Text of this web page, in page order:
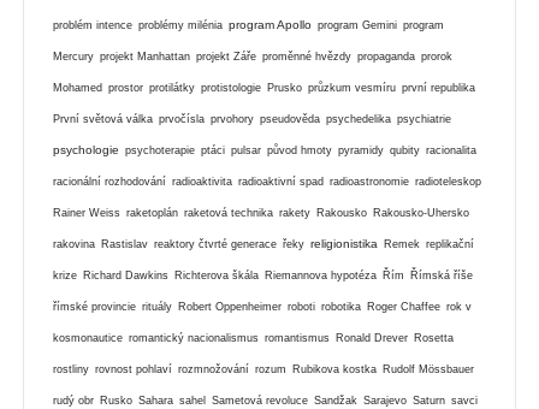
problém intence problémy milénia program Apollo program Gemini program
Mercury projekt Manhattan projekt Záře proměnné hvězdy propaganda prorok
Mohamed prostor protilátky protistologie Prusko průzkum vesmíru první republika
První světová válka prvočísla prvohory pseudověda psychedelika psychiatrie
psychologie psychoterapie ptáci pulsar původ hmoty pyramidy qubity racionalita
racionální rozhodování radioaktivita radioaktivní spad radioastronomie radioteleskop
Rainer Weiss raketoplán raketová technika rakety Rakousko Rakousko-Uhersko
rakovina Rastislav reaktory čtvrté generace řeky religionistika Remek replikační
krize Richard Dawkins Richterova škála Riemannova hypotéza Řím Římská říše
římské provincie rituály Robert Oppenheimer roboti robotika Roger Chaffee rok v
kosmonautice romantický nacionalismus romantismus Ronald Drever Rosetta
rostliny rovnost pohlaví rozmnožování rozum Rubikova kostka Rudolf Mössbauer
rudý obr Rusko Sahara sahel Sametová revoluce Sandžak Sarajevo Saturn savci